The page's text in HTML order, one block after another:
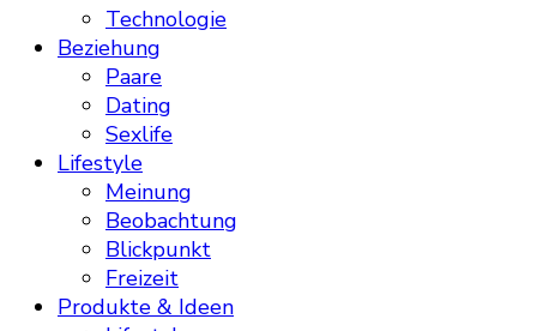
Technologie
Beziehung
Paare
Dating
Sexlife
Lifestyle
Meinung
Beobachtung
Blickpunkt
Freizeit
Produkte & Ideen